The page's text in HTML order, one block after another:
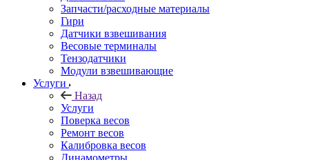
Запчасти/расходные материалы
Гири
Датчики взвешивания
Весовые терминалы
Тензодатчики
Модули взвешивающие
Услуги
Назад
Услуги
Поверка весов
Ремонт весов
Калибровка весов
Динамометры